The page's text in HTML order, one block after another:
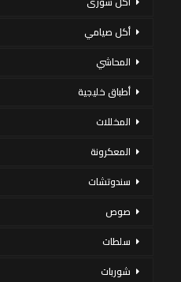
أكل صيامي
المحاشي
أطباق خليجية
المخللات
المعكرونة
سندوتشات
صوص
سلطات
شوربات